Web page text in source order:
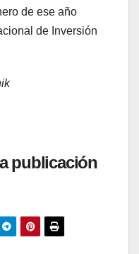
de ese año
de Inversión
publicación